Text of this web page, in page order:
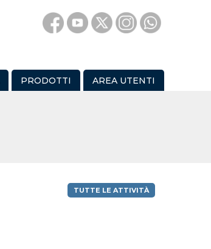
PRODOTTI AREA UTENTI
TUTTE LE ATTIVITÀ